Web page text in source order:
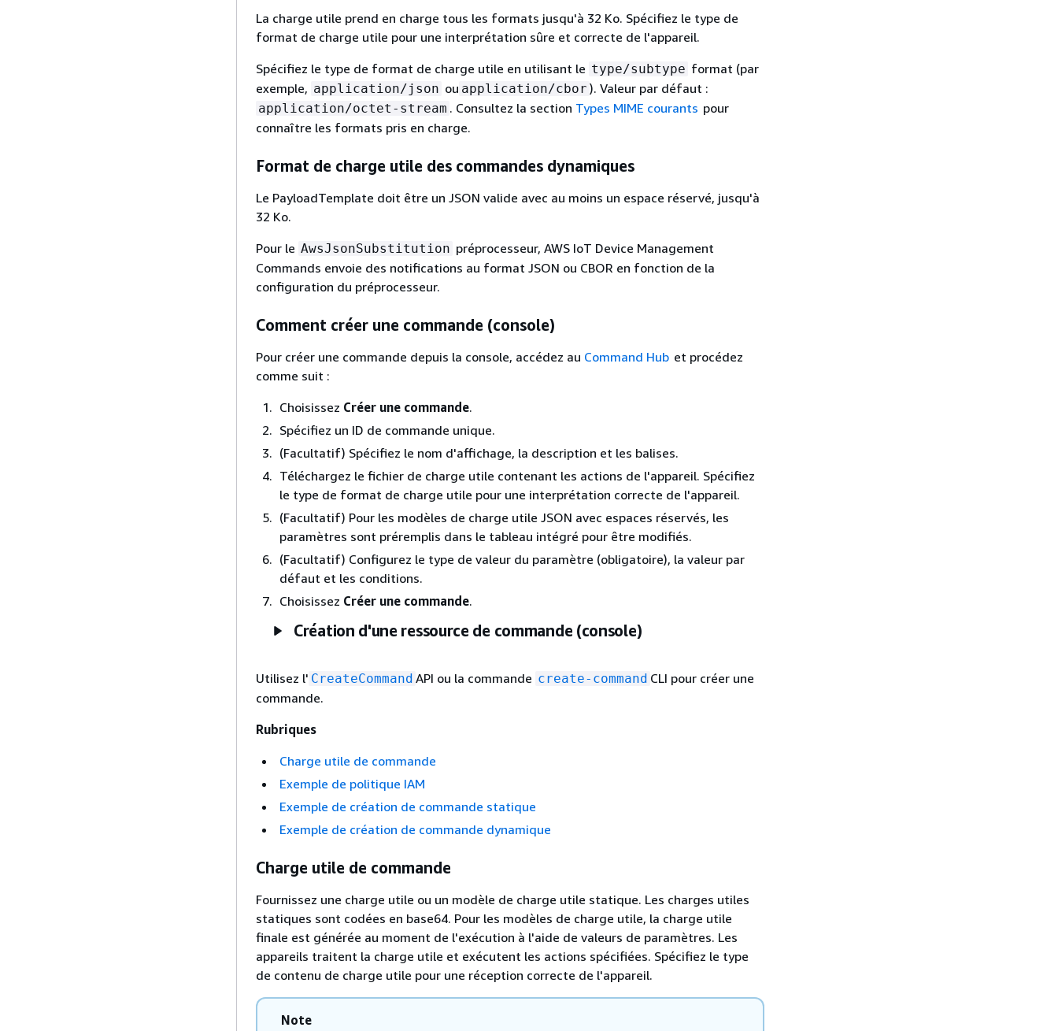
La charge utile prend en charge tous les formats jusqu'à 32 Ko. Spécifiez le type de
format de charge utile pour une interprétation sûre et correcte de l'appareil.
Spécifiez le type de format de charge utile en utilisant le type/subtype format (par
exemple, application/json ou application/cbor ). Valeur par défaut :
application/octet-stream . Consultez la section Types MIME courants pour
connaître les formats pris en charge.
Format de charge utile des commandes dynamiques
Le PayloadTemplate doit être un JSON valide avec au moins un espace réservé, jusqu'à
32 Ko.
Pour le AwsJsonSubstitution préprocesseur, AWS IoT Device Management
Commands envoie des notifications au format JSON ou CBOR en fonction de la
configuration du préprocesseur.
Comment créer une commande (console)
Pour créer une commande depuis la console, accédez au Command Hub et procédez
comme suit :
Choisissez Créer une commande.
Spécifiez un ID de commande unique.
(Facultatif) Spécifiez le nom d'affichage, la description et les balises.
Téléchargez le fichier de charge utile contenant les actions de l'appareil. Spécifiez
le type de format de charge utile pour une interprétation correcte de l'appareil.
(Facultatif) Pour les modèles de charge utile JSON avec espaces réservés, les
paramètres sont préremplis dans le tableau intégré pour être modifiés.
(Facultatif) Configurez le type de valeur du paramètre (obligatoire), la valeur par
défaut et les conditions.
Choisissez Créer une commande.
Création d'une ressource de commande (console)
Utilisez l' CreateCommand API ou la commande create-command CLI pour créer une
commande.
Rubriques
Charge utile de commande
Exemple de politique IAM
Exemple de création de commande statique
Exemple de création de commande dynamique
Charge utile de commande
Fournissez une charge utile ou un modèle de charge utile statique. Les charges utiles
statiques sont codées en base64. Pour les modèles de charge utile, la charge utile
finale est générée au moment de l'exécution à l'aide de valeurs de paramètres. Les
appareils traitent la charge utile et exécutent les actions spécifiées. Spécifiez le type
de contenu de charge utile pour une réception correcte de l'appareil.
Note